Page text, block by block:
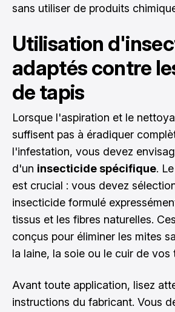
sans utiliser de produits
Utilisation
adaptés contre
de tapis
Lorsque l'aspiration et le
suffisent pas à éradiquer
l'infestation, vous devez
d'un insecticide spécifique.
est crucial : vous devez
insecticide formulé
tissus et les fibres naturelles.
conçus pour éliminer les mites
la laine, la soie ou le cuir de vos
Avant toute application, lisez
instructions du fabricant. Vous